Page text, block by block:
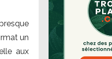
un
aux